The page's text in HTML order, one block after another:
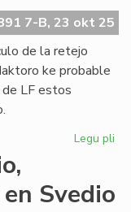
7-B, 23 okt 25
de la retejo
ke probable
de LF estos
Legu pli
Svedio